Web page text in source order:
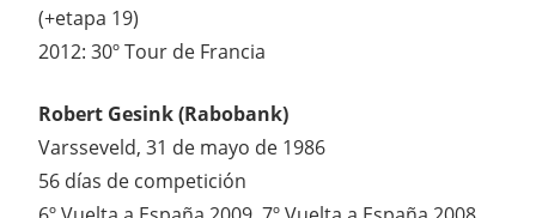
(+etapa 19)
2012: 30º Tour de Francia
Robert Gesink (Rabobank)
Varsseveld, 31 de mayo de 1986
56 días de competición